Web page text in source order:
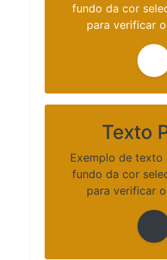
fundo da cor
para verificar
Texto
Exemplo de
fundo da cor
para verificar